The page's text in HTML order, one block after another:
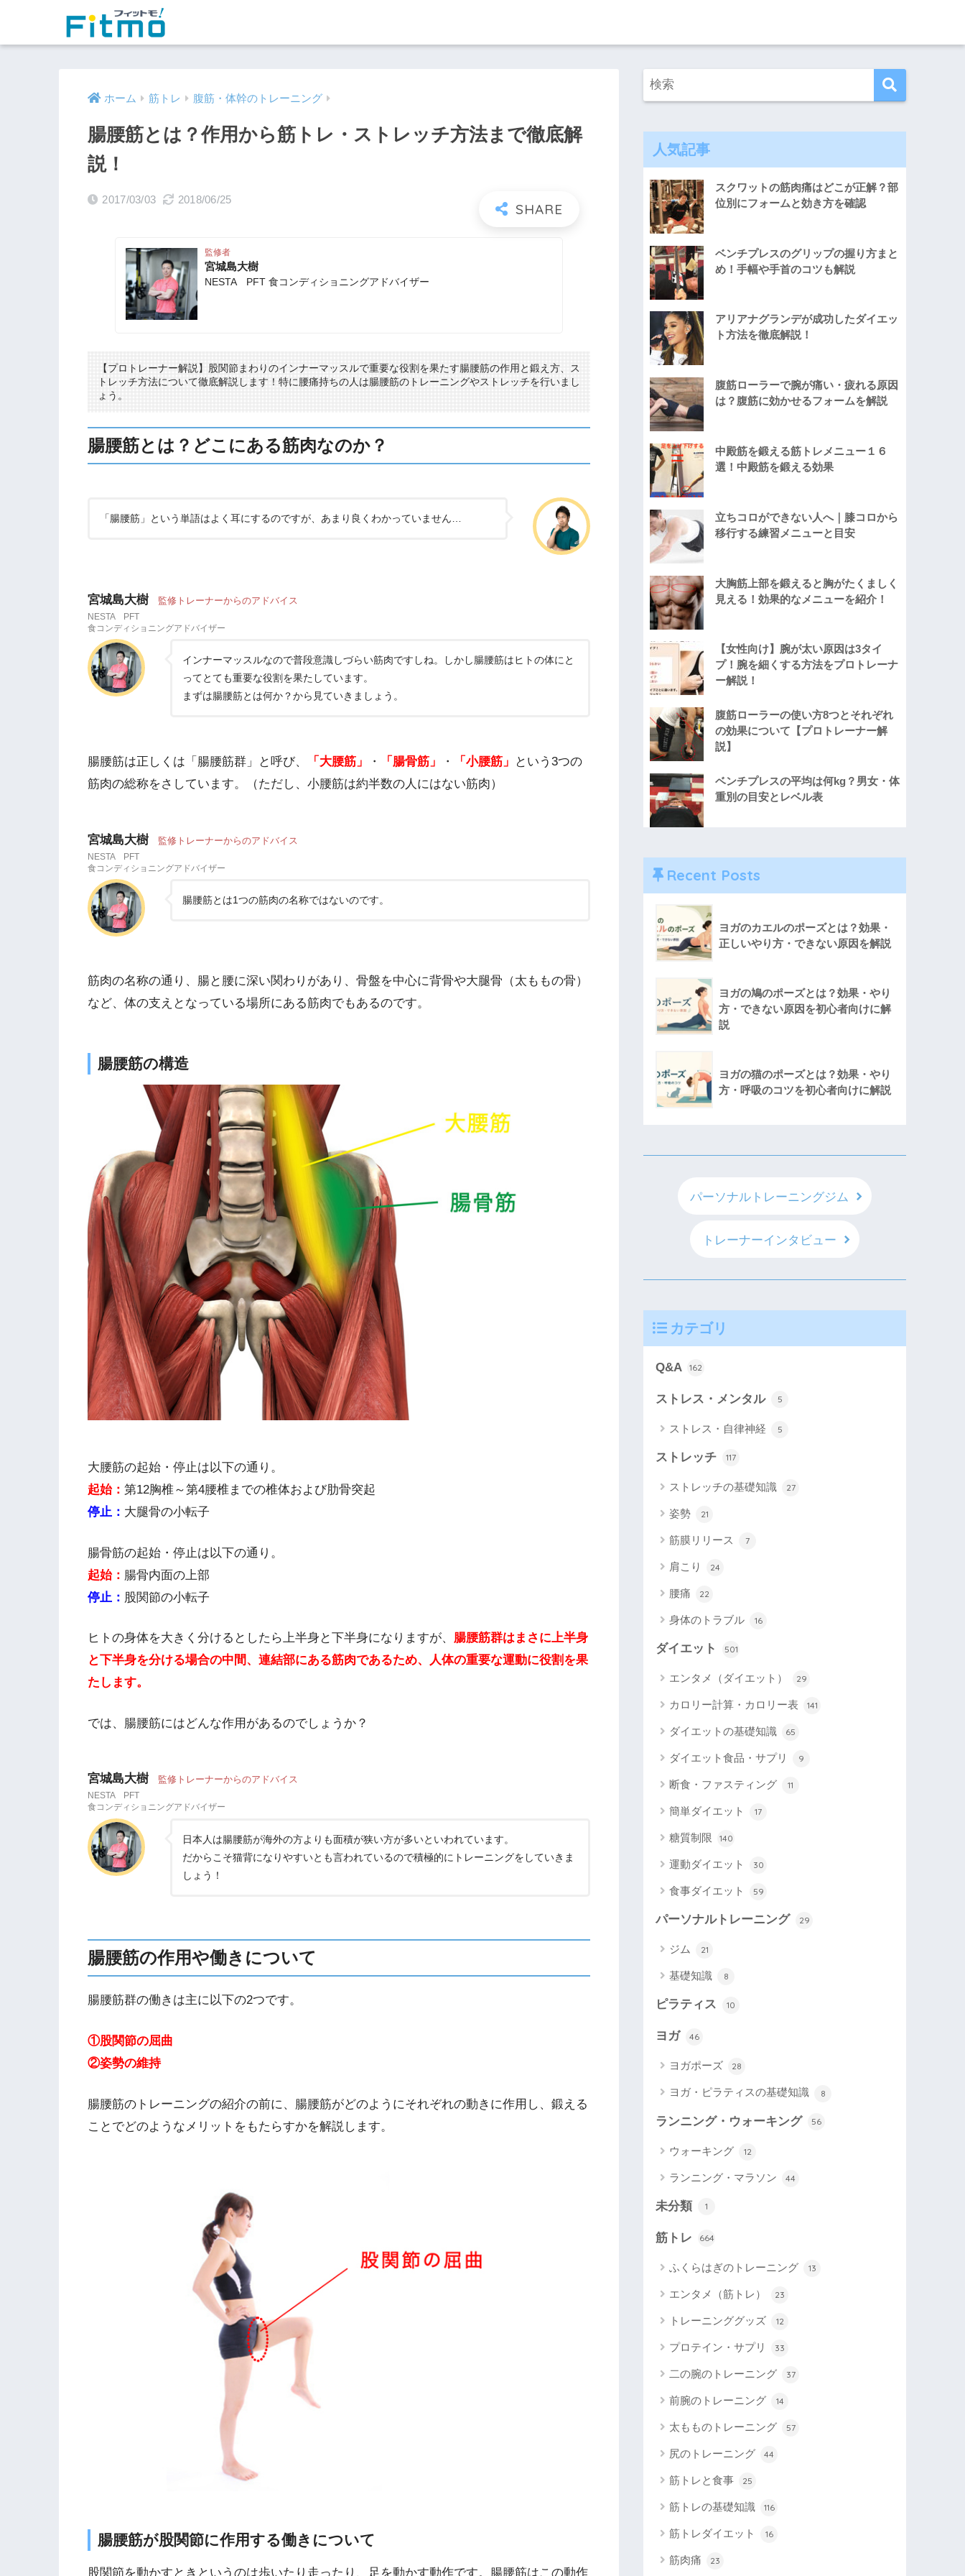
ホーム 筋トレ 腹筋・体幹のトレーニング
腸腰筋とは？作用から筋トレ・ストレッチ方法まで徹底解
説！
2017/03/03 2018/06/25
監修者
宮城島大樹
NESTA PFT 食コンディショニングアドバイザー
【プロトレーナー解説】股関節まわりのインナーマッスルで重要な役割を果たす腸腰筋の作用と鍛え方、ス
トレッチ方法について徹底解説します！特に腰痛持ちの人は腸腰筋のトレーニングやストレッチを行いまし
ょう。
腸腰筋とは？どこにある筋肉なのか？
「腸腰筋」という単語はよく耳にするのですが、あまり良くわかっていません…
宮城島大樹 監修トレーナーからのアドバイス
NESTA PFT
食コンディショニングアドバイザー
インナーマッスルなので普段意識しづらい筋肉ですしね。しかし腸腰筋はヒトの体にと
ってとても重要な役割を果たしています。
まずは腸腰筋とは何か？から見ていきましょう。
腸腰筋は正しくは「腸腰筋群」と呼び、 「大腰筋」 ・ 「腸骨筋」 ・ 「小腰筋」
という3つの
筋肉の総称をさしています。（ただし、小腰筋は約半数の人にはない筋肉）
宮城島大樹 監修トレーナーからのアドバイス
NESTA PFT
食コンディショニングアドバイザー
腸腰筋とは1つの筋肉の名称ではないのです。
筋肉の名称の通り、腸と腰に深い関わりがあり、骨盤を中心に背骨や大腿骨（太ももの骨）
など、体の支えとなっている場所にある筋肉でもあるのです。
腸腰筋の構造
大腰筋の起始・停止は以下の通り。
起始： 第12胸椎～第4腰椎までの椎体および肋骨突起
停止： 大腿骨の小転子
腸骨筋の起始・停止は以下の通り。
起始： 腸骨内面の上部
停止： 股関節の小転子
ヒトの身体を大きく分けるとしたら上半身と下半身になりますが、 腸腰筋群はまさに上半身
と下半身を分ける場合の中間、連結部にある筋肉であるため、人体の重要な運動に役割を果
たします。
では、腸腰筋にはどんな作用があるのでしょうか？
宮城島大樹 監修トレーナーからのアドバイス
NESTA PFT
食コンディショニングアドバイザー
日本人は腸腰筋が海外の方よりも面積が狭い方が多いといわれています。
だからこそ猫背になりやすいとも言われているので積極的にトレーニングをしていきま
しょう！
腸腰筋の作用や働きについて
腸腰筋群の働きは主に以下の2つです。
①股関節の屈曲
②姿勢の維持
腸腰筋のトレーニングの紹介の前に、腸腰筋がどのようにそれぞれの動きに作用し、鍛える
ことでどのようなメリットをもたらすかを解説します。
腸腰筋が股関節に作用する働きについて
股関節を動かすときというのは歩いたり走ったり、足を動かす動作です。腸腰筋はこの動作
人気記事
スクワットの筋肉痛はどこが正解？部
位別にフォームと効き方を確認
ベンチプレスのグリップの握り方まと
め！手幅や手首のコツも解説
アリアナグランデが成功したダイエッ
ト方法を徹底解説！
腹筋ローラーで腕が痛い・疲れる原因
は？腹筋に効かせるフォームを解説
中殿筋を鍛える筋トレメニュー１６
選！中殿筋を鍛える効果
立ちコロができない人へ｜膝コロから
移行する練習メニューと目安
大胸筋上部を鍛えると胸がたくましく
見える！効果的なメニューを紹介！
【女性向け】腕が太い原因は3タイ
プ！腕を細くする方法をプロトレーナ
ー解説！
腹筋ローラーの使い方8つとそれぞれ
の効果について【プロトレーナー解
説】
ベンチプレスの平均は何kg？男女・体
重別の目安とレベル表
Recent Posts
ヨガのカエルのポーズとは？効果・
正しいやり方・できない原因を解説
ヨガの鳩のポーズとは？効果・やり
方・できない原因を初心者向けに解
説
ヨガの猫のポーズとは？効果・やり
方・呼吸のコツを初心者向けに解説
パーソナルトレーニングジム
トレーナーインタビュー
カテゴリ
Q&A 162
ストレス・メンタル 5
ストレス・自律神経 5
ストレッチ 117
ストレッチの基礎知識 27
姿勢 21
筋膜リリース 7
肩こり 24
腰痛 22
身体のトラブル 16
ダイエット 501
エンタメ（ダイエット） 29
カロリー計算・カロリー表 141
ダイエットの基礎知識 65
ダイエット食品・サプリ 9
断食・ファスティング 11
簡単ダイエット 17
糖質制限 140
運動ダイエット 30
食事ダイエット 59
パーソナルトレーニング 29
ジム 21
基礎知識 8
ピラティス 10
ヨガ 46
ヨガポーズ 28
ヨガ・ピラティスの基礎知識 8
ランニング・ウォーキング 56
ウォーキング 12
ランニング・マラソン 44
未分類 1
筋トレ 664
ふくらはぎのトレーニング 13
エンタメ（筋トレ） 23
トレーニンググッズ 12
プロテイン・サプリ 33
二の腕のトレーニング 37
前腕のトレーニング 14
太もものトレーニング 57
尻のトレーニング 44
筋トレと食事 25
筋トレの基礎知識 116
筋トレダイエット 16
筋肉痛 23